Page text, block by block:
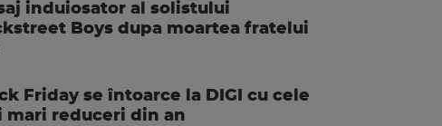
induiosator al solistului
Boys dupa moartea fratelui
Friday se întoarce la DIGI cu cele
mari reduceri din an